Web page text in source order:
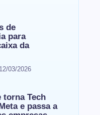
de
para
da
12/03/2026
torna Tech
e passa a